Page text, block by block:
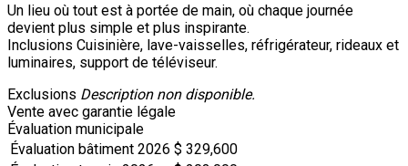
Un lieu où tout est à portée de main, où chaque journée
devient plus simple et plus inspirante.
Inclusions Cuisinière, lave-vaisselles, réfrigérateur, rideaux et
luminaires, support de téléviseur.
Exclusions Description non disponible.
Vente avec garantie légale
Évaluation municipale
Évaluation bâtiment 2026 $ 329,600